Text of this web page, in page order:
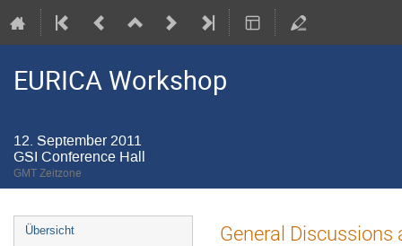
EURICA Workshop
12. September 2011
GSI Conference Hall
GMT Zeitzone
Veranstaltungsmenü
Übersicht General Discussions